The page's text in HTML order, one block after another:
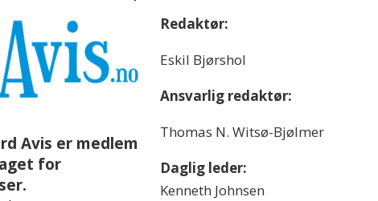
Avis er medlem
for
Redaktør:
Eskil Bjørshol
Ansvarlig redaktør:
Thomas N. Witsø-Bjølmer
Daglig leder:
Kenneth Johnsen